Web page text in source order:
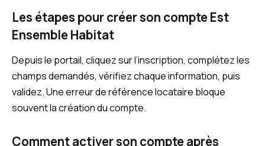
Les étapes pour créer son compte Est
Ensemble Habitat
Depuis le portail, cliquez sur l’inscription, complétez les
champs demandés, vérifiez chaque information, puis
validez. Une erreur de référence locataire bloque
souvent la création du compte.
Comment activer son compte après